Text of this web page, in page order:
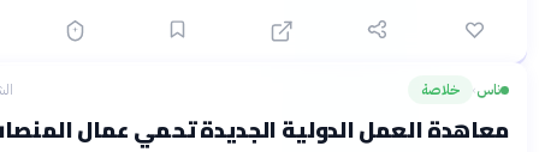
خلاصة
العمل الدولية الجديدة تحمي عمال المنصات